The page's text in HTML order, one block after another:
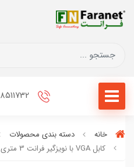
خانه دسته بندی محصولات
کابل VGA با نویزگیر فرانت 3 متری